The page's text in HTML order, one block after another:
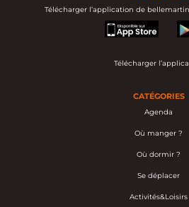
Télécharger l’application de
appstore
Télécharger
CATÉGORIES
Agenda
Où manger ?
Où dormir ?
Se déplacer
Activités&Loisirs